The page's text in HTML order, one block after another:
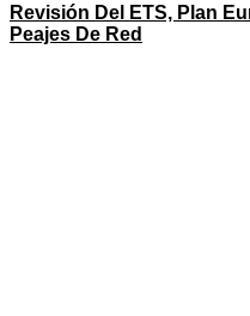
Revisión Del ETS, Plan
Peajes De Red